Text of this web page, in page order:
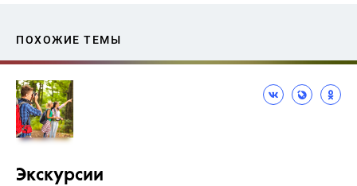
ПОХОЖИЕ ТЕМЫ
Экскурсии